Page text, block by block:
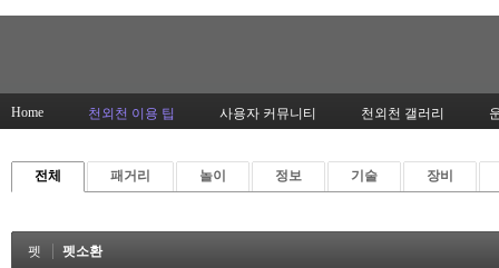
Home 천외천 이용 팁 사용자 커뮤니티 천외천 갤러리
전체 패거리 놀이 정보 기술 장비
펫 펫소환